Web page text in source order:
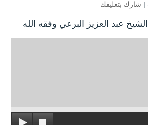
| شارك بتعليقك
عبد العزيز البرعي وفقه الله